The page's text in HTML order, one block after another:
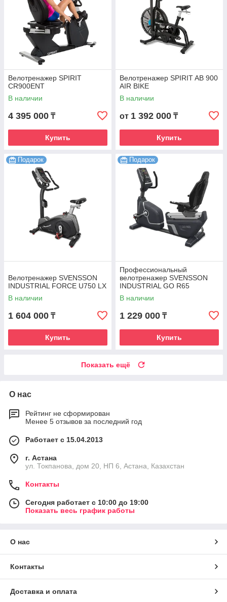
Велотренажер SPIRIT
CR900ENT
В наличии
4 395 000 ₸
Купить
Велотренажер SPIRIT AB 900
AIR BIKE
В наличии
от 1 392 000 ₸
Купить
Подарок
Велотренажер SVENSSON
INDUSTRIAL FORCE U750 LX
В наличии
1 604 000 ₸
Купить
Подарок
Профессиональный
велотренажер SVENSSON
INDUSTRIAL GO R65
В наличии
1 229 000 ₸
Купить
Показать ещё
О нас
Рейтинг не сформирован
Менее 5 отзывов за последний год
Работает с 15.04.2013
г. Астана
ул. Токпанова, дом 20, НП 6, Астана, Казахстан
Контакты
Сегодня работает с 10:00 до 19:00
Показать весь график работы
О нас
Контакты
Доставка и оплата